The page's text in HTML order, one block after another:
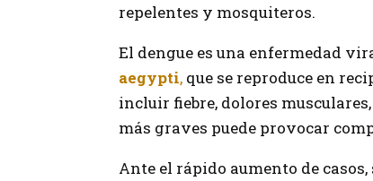
repelentes y mosquiteros.
El dengue es una enfermedad
aegypti, que se reproduce en
incluir fiebre, dolores
más graves puede provocar
Ante el rápido aumento de